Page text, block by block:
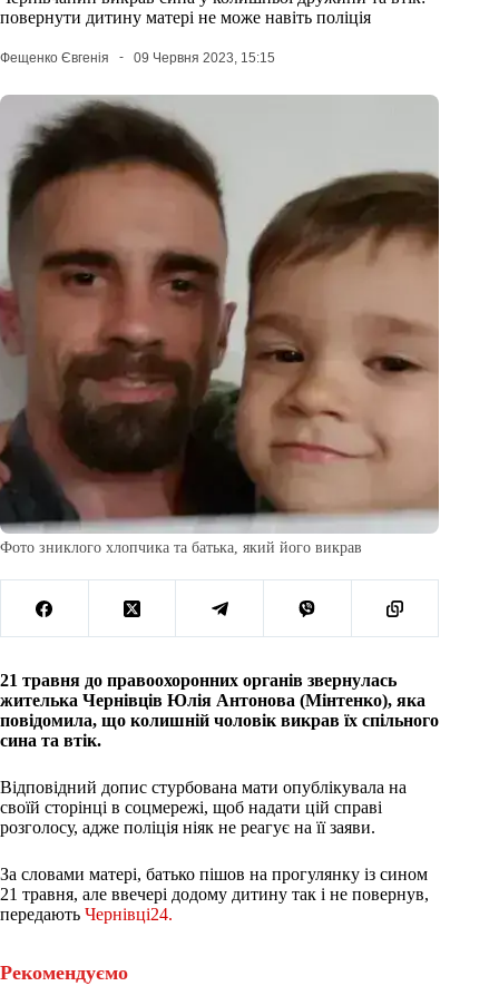
повернути дитину матері не може навіть поліція
Фещенко Євгенія 09 Червня 2023, 15:15
Фото зниклого хлопчика та батька, який його викрав
21 травня до правоохоронних органів звернулась
жителька Чернівців Юлія Антонова (Мінтенко), яка
повідомила, що колишній чоловік викрав їх спільного
сина та втік.
Відповідний допис стурбована мати опублікувала на
своїй сторінці в соцмережі, щоб надати цій справі
розголосу, адже поліція ніяк не реагує на її заяви.
За словами матері, батько пішов на прогулянку із сином
21 травня, але ввечері додому дитину так і не повернув,
передають Чернівці24.
Рекомендуємо